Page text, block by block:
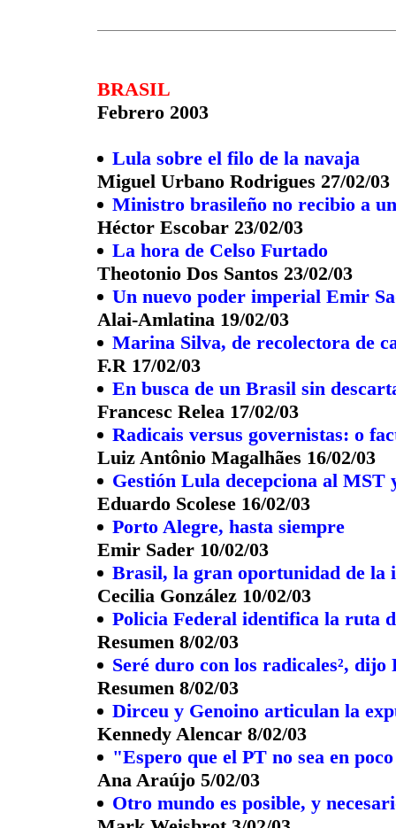
BRASIL
Febrero 2003
Lula sobre el filo de la navaja
Miguel Urbano Rodrigues 27/02/03
Ministro brasileño no recibio a
Héctor Escobar 23/02/03
La hora de Celso Furtado
Theotonio Dos Santos 23/02/03
Un nuevo poder imperial Emir
Alai-Amlatina 19/02/03
Marina Silva, de recolectora de
F.R 17/02/03
En busca de un Brasil sin
Francesc Relea 17/02/03
Radicais versus governistas: o
Luiz Antônio Magalhães 16/02/03
Gestión Lula decepciona al MST
Eduardo Scolese 16/02/03
Porto Alegre, hasta siempre
Emir Sader 10/02/03
Brasil, la gran oportunidad de la
Cecilia González 10/02/03
Policia Federal identifica la ruta
Resumen 8/02/03
Seré duro con los radicales², dijo
Resumen 8/02/03
Dirceu y Genoino articulan la
Kennedy Alencar 8/02/03
"Espero que el PT no sea en
Ana Araújo 5/02/03
Otro mundo es posible, y